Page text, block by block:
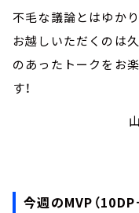
不毛な議論とはゆか
お越しいただくのは
のあったトークをお
す！
今週のMVP（